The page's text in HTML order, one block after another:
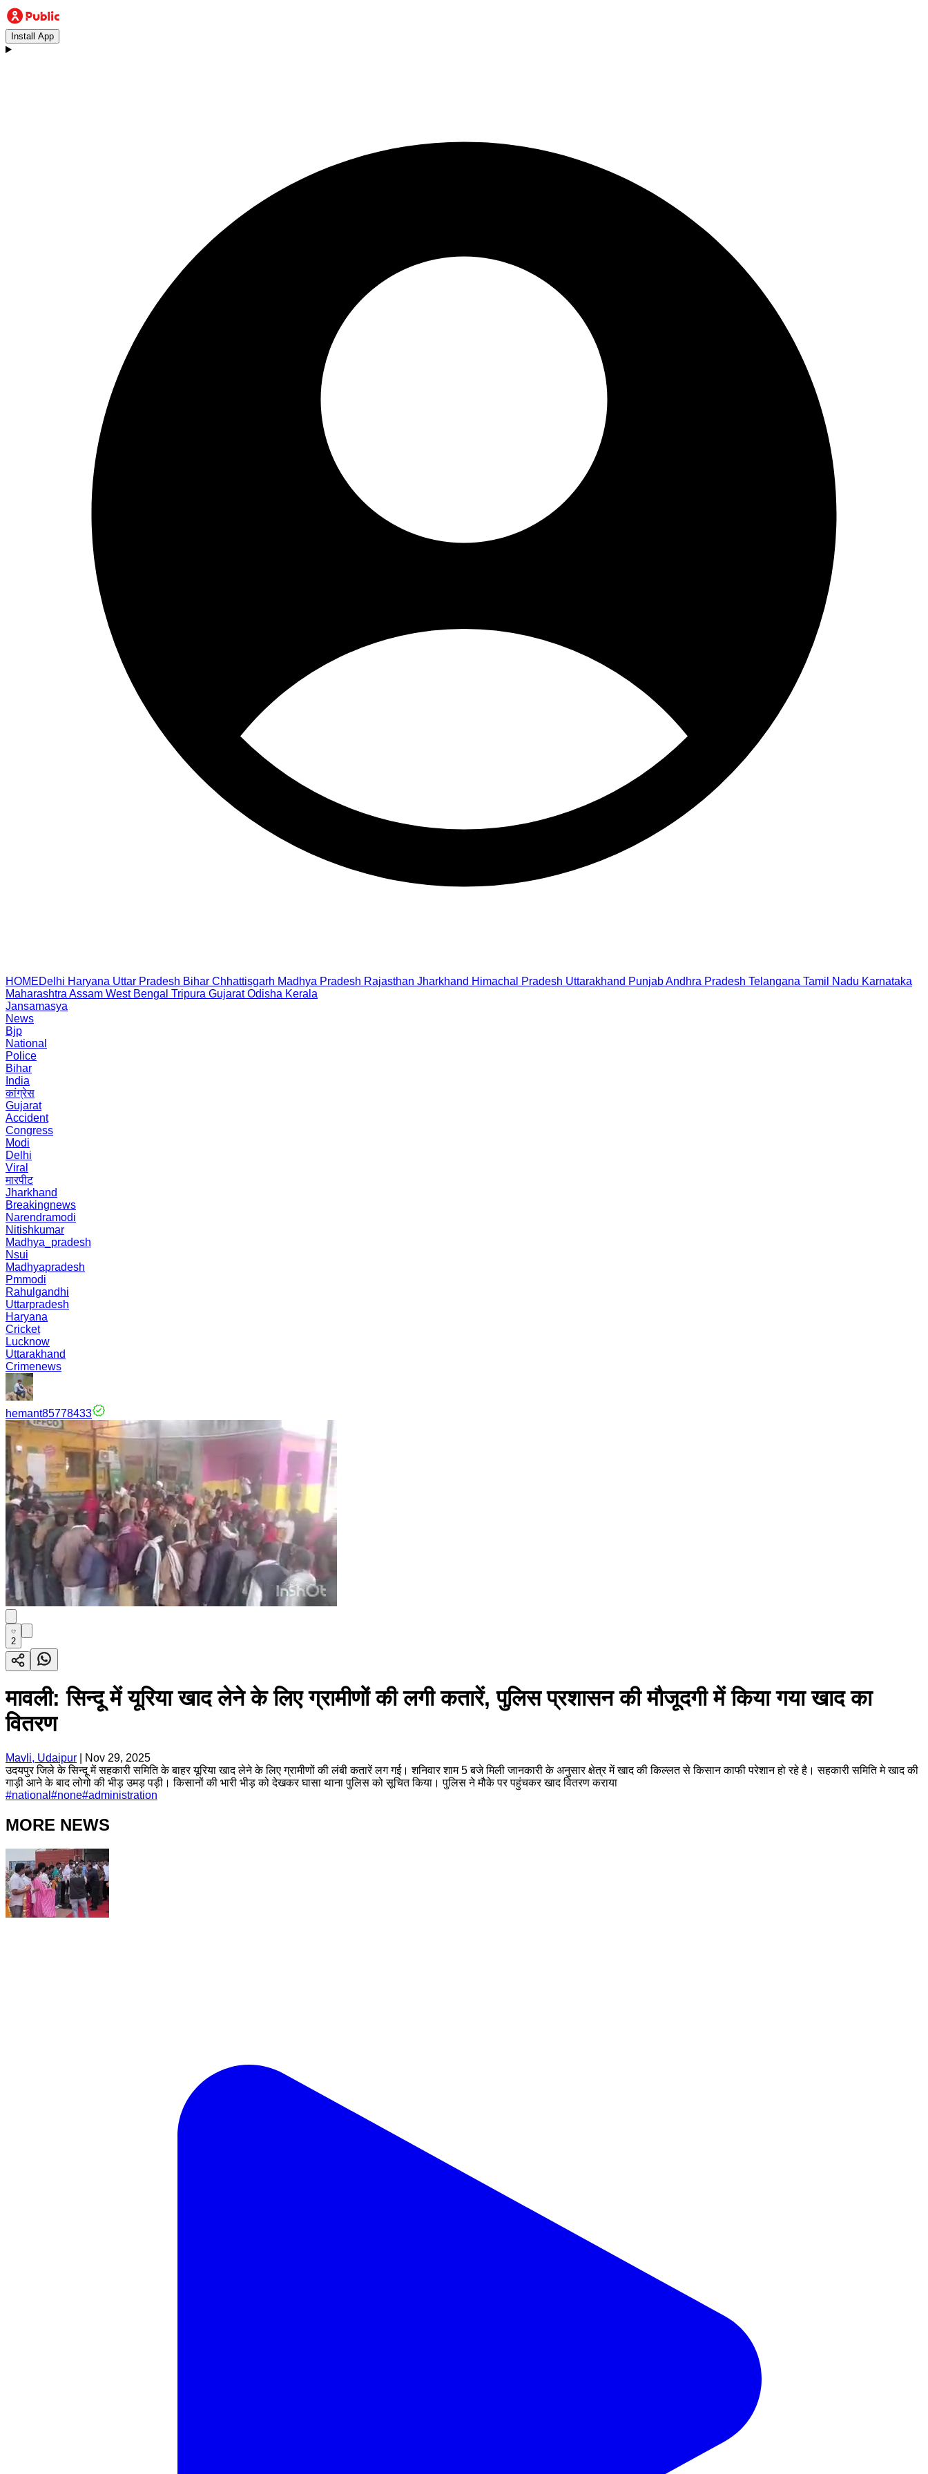
Install App
HOMEDelhi Haryana Uttar Pradesh Bihar Chhattisgarh Madhya Pradesh Rajasthan Jharkhand Himachal Pradesh Uttarakhand PunjabAndhra Pradesh Telangana Tamil Nadu Karnataka
Maharashtra Assam West Bengal Tripura Gujarat Odisha Kerala
Jansamasya
News
Bjp
National
Police
Bihar
India
कांग्रेस
Gujarat
Accident
Congress
Modi
Delhi
Viral
मारपीट
Jharkhand
Breakingnews
Narendramodi
Nitishkumar
Madhya_pradesh
Nsui
Madhyapradesh
Pmmodi
Rahulgandhi
Uttarpradesh
Haryana
Cricket
Lucknow
Uttarakhand
Crimenews
hemant85778433
2
मावली: सिन्दू में यूरिया खाद लेने के लिए ग्रामीणों की लगी कतारें, पुलिस प्रशासन की मौजूदगी में किया गया खाद का
वितरण
Mavli, Udaipur
Nov 29, 2025
उदयपुर जिले के सिन्दू में सहकारी समिति के बाहर यूरिया खाद लेने के लिए ग्रामीणों की लंबी कतारें लग गई। शनिवार शाम 5 बजे मिली जानकारी के अनुसार क्षेत्र में खाद की किल्लत से किसान काफी परेशान हो रहे है। सहकारी समिति मे खाद की
गाड़ी आने के बाद लोगो की भीड़ उमड़ पड़ी। किसानों की भारी भीड़ को देखकर घासा थाना पुलिस को सूचित किया। पुलिस ने मौके पर पहुंचकर खाद वितरण कराया
#national #none#administration
MORE NEWS